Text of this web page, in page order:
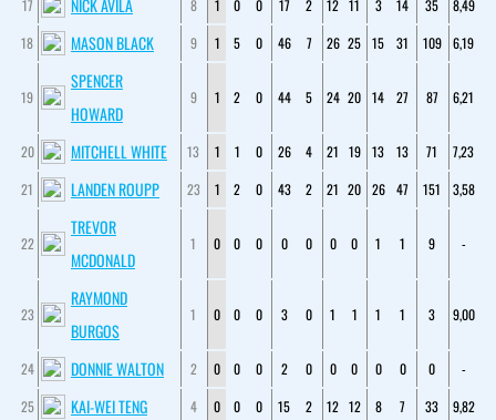
17
NICK AVILA 8 1 0 0 17 2 12 11 3 14 35
8,49
18
MASON BLACK 9 1 5 0 46 7 26 25 15 31 109 6,19
19
SPENCER
HOWARD
9 1 2 0 44 5 24 20 14 27 87 6,21
20 MITCHELL WHITE 13 1 1 0 26 4 21 19 13 13 71
7,23
21
LANDEN ROUPP 23 1 2 0 43 2 21 20 26 47 151 3,58
22
TREVOR
MCDONALD
1 0 0 0 0 0 0 0 1 1 9 -
23
RAYMOND
BURGOS
1 0 0 0 3 0 1 1 1 1 3 9,00
24 DONNIE WALTON 2 0 0 0 2 0 0 0 0 0 0
-
25
KAI-WEI TENG 4 0 0 0 15 2 12 12 8 7 33 9,82